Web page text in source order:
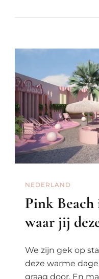
NEDERLAND
Pink
waar jij
We zijn gek op
deze warme
graag door. En